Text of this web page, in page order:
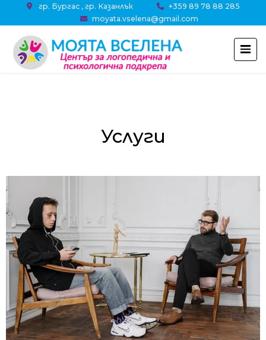
гр. Бургас , гр. Казанлък
+359 89 78 88 285
moyata.vselena@gmail.com
Услуги